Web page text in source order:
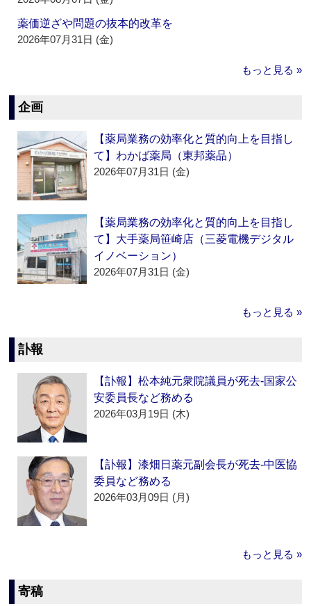
薬価逆ざや問題の抜本的改革を
2026年07月31日 (金)
もっと見る »
企画
【薬局業務の効率化と質的向上を目指し
て】わかば薬局（東邦薬品）
2026年07月31日 (金)
【薬局業務の効率化と質的向上を目指し
て】大手薬局笹崎店（三菱電機デジタル
イノベーション）
2026年07月31日 (金)
もっと見る »
訃報
【訃報】松本純元衆院議員が死去‐国家公
安委員長など務める
2026年03月19日 (木)
【訃報】漆畑日薬元副会長が死去‐中医協
委員など務める
2026年03月09日 (月)
もっと見る »
寄稿